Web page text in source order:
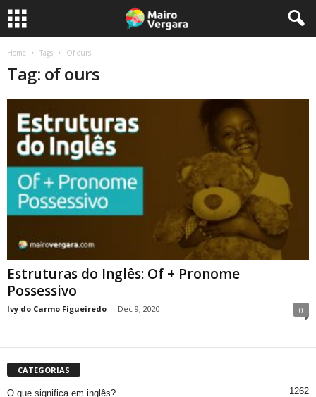
Home Tags Of ours
Tag: of ours
Estruturas do Inglês: Of + Pronome
Possessivo
Ivy do Carmo Figueiredo - Dec 9, 2020 0
CATEGORIAS
O que significa em inglês? 1262